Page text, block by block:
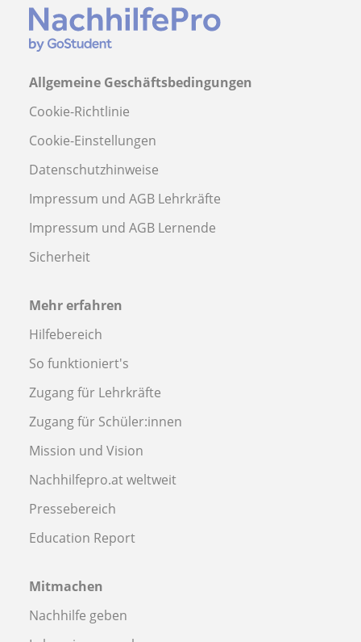
Allgemeine Geschäftsbedingungen
Cookie-Richtlinie
Cookie-Einstellungen
Datenschutzhinweise
Impressum und AGB Lehrkräfte
Impressum und AGB Lernende
Sicherheit
Mehr erfahren
Hilfebereich
So funktioniert's
Zugang für Lehrkräfte
Zugang für Schüler:innen
Mission und Vision
Nachhilfepro.at weltweit
Pressebereich
Education Report
Mitmachen
Nachhilfe geben